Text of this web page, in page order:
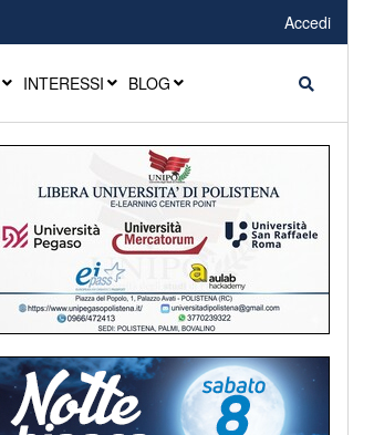
Accedi
INTERESSI BLOG